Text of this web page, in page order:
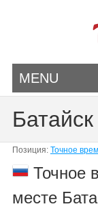
MENU
Позиция: Точное
Точное
месте